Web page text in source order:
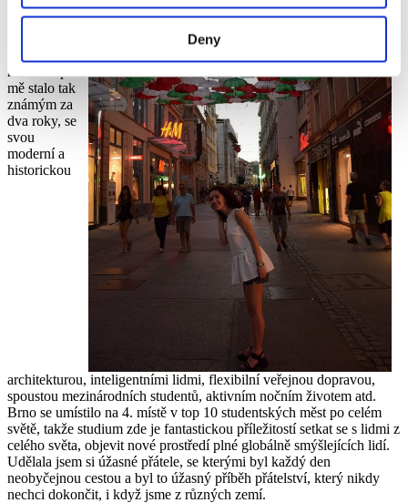
Deny
zemí pro
život,
město se pro
mě stalo tak
známým za
dva roky, se
svou
moderní a
historickou
architekturou, inteligentními lidmi, flexibilní veřejnou dopravou,
spoustou mezinárodních studentů, aktivním nočním životem atd.
Brno se umístilo na 4. místě v top 10 studentských měst po celém
světě, takže studium zde je fantastickou příležitostí setkat se s lidmi z
celého světa, objevit nové prostředí plné globálně smýšlejících lidí.
Udělala jsem si úžasné přátele, se kterými byl každý den
neobyčejnou cestou a byl to úžasný příběh přátelství, který nikdy
nechci dokončit, i když jsme z různých zemí.